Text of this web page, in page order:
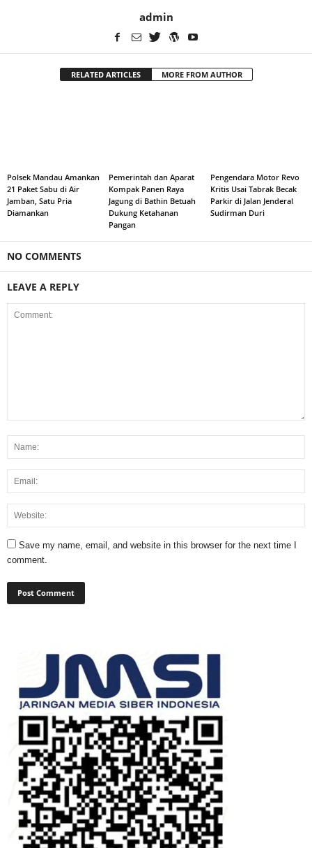
admin
RELATED ARTICLES MORE FROM AUTHOR
Polsek Mandau Amankan
21 Paket Sabu di Air
Jamban, Satu Pria
Diamankan
Pemerintah dan Aparat
Kompak Panen Raya
Jagung di Bathin Betuah
Dukung Ketahanan
Pangan
Pengendara Motor Revo
Kritis Usai Tabrak Becak
Parkir di Jalan Jenderal
Sudirman Duri
NO COMMENTS
LEAVE A REPLY
Save my name, email, and website in this browser for the next time I
comment.